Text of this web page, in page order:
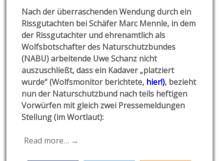
Nach der überraschenden Wendung durch ein
Rissgutachten bei Schäfer Marc Mennle, in dem
der Rissgutachter und ehrenamtlich als
Wolfsbotschafter des Naturschutzbundes
(NABU) arbeitende Uwe Schanz nicht
auszuschließt, dass ein Kadaver „platziert
wurde“ (Wolfsmonitor berichtete, hier!), bezieht
nun der Naturschutzbund nach teils heftigen
Vorwürfen mit gleich zwei Pressemeldungen
Stellung (im Wortlaut):
Read more… →